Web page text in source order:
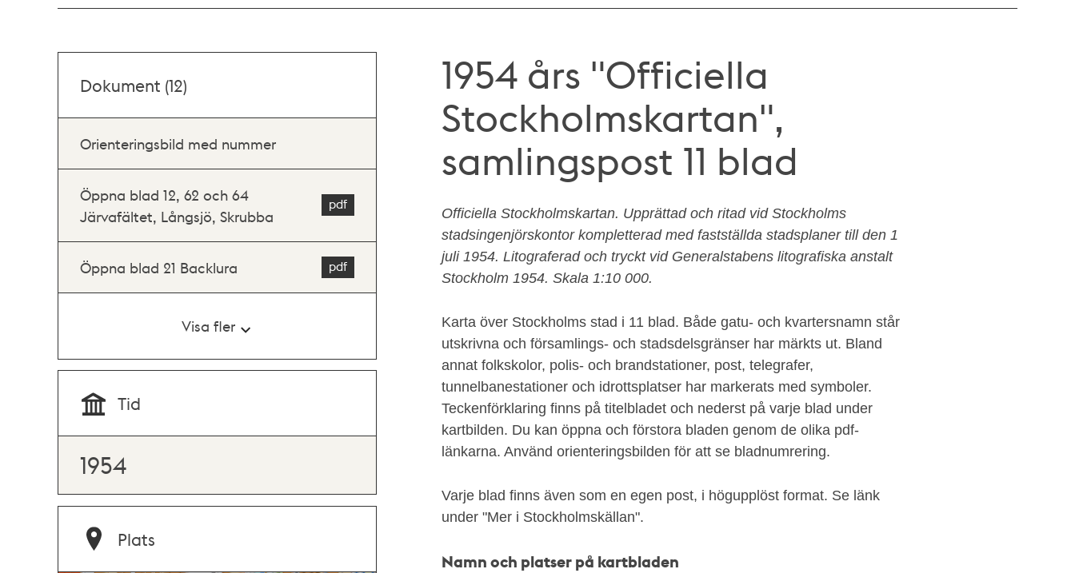
1954 års "Officiella
Stockholmskartan",
samlingspost 11 blad
Officiella Stockholmskartan. Upprättad och ritad vid Stockholms
stadsingenjörskontor kompletterad med fastställda stadsplaner till den 1
juli 1954. Litograferad och tryckt vid Generalstabens litografiska anstalt
Stockholm 1954. Skala 1:10 000.
Karta över Stockholms stad i 11 blad. Både gatu- och kvartersnamn står
utskrivna och församlings- och stadsdelsgränser har märkts ut. Bland
annat folkskolor, polis- och brandstationer, post, telegrafer,
tunnelbanestationer och idrottsplatser har markerats med symboler.
Teckenförklaring finns på titelbladet och nederst på varje blad under
kartbilden. Du kan öppna och förstora bladen genom de olika pdf-
länkarna. Använd orienteringsbilden för att se bladnumrering.
Varje blad finns även som en egen post, i högupplöst format. Se länk
under "Mer i Stockholmskällan".
Namn och platser på kartbladen
Dokument (12)
Orienteringsbild med nummer
Öppna blad 12, 62 och 64
Järvafältet, Långsjö, Skrubba
Öppna blad 21 Backlura
Visa fler
Tid
1954
Plats